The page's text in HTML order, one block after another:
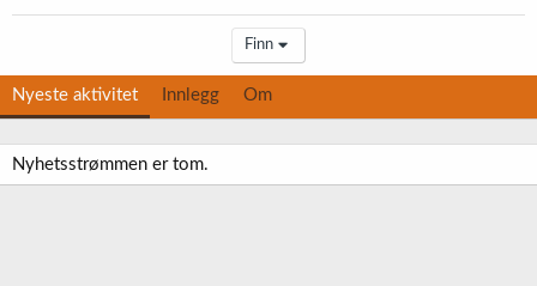
Finn
Nyeste aktivitet Innlegg Om
Nyhetsstrømmen er tom.